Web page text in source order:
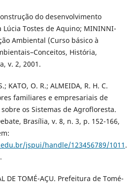
do desenvolvimento
Lúcia Tostes de Aquino; MININNI-
Ambiental (Curso básico à
História,
v. 2, 2001.
KATO, O. R.; ALMEIDA, R. H. C.
familiares e empresariais de
os Sistemas de Agrofloresta.
Brasília, v. 8, n. 3, p. 152-166,
jspui/handle/123456789/1011 .
DE TOMÉ-AÇU. Prefeitura de Tomé-